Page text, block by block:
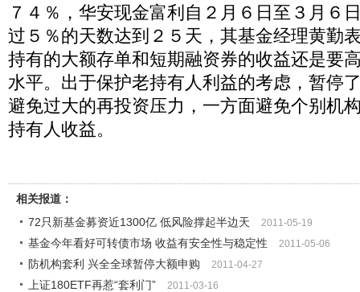
７４％，华安现金富利自２月６日至３月６
过５％的天数达到２５天，其基金经理黄勤
持有的大额存单和短期融资券的收益还是要
水平。出于保护老持有人利益的考虑，暂停
避免过大的再投资压力，一方面避免个别机
持有人收益。
相关报道：
72只新基金募资近1300亿 低风险撑起半边天
2011-05-19
基金今年看好可转债市场 收益有安全性与稳定性 2011-05-06
防机构套利 兴全全球暂停大额申购 2011-04-27
上证180ETF再惹“套利门” 2011-03-16